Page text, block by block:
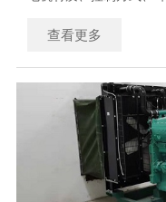
（最关键） 柴油发电
查看更多